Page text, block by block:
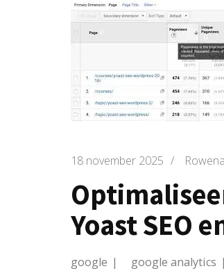
18 november 2025 /
Yoast SEO
google google analytics